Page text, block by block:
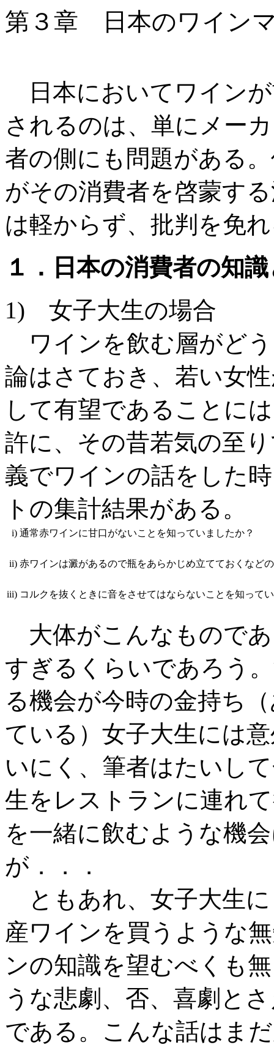
第３章 日本のワイン
日本においてワイン
されるのは、単にメー
者の側にも問題がある
がその消費者を啓蒙す
は軽からず、批判を免
１．日本の消費者の知
1) 女子大生の場合
ワインを飲む層がど
論はさておき、若い女
して有望であることに
許に、その昔若気の至
義でワインの話をした
トの集計結果がある。
i) 通常赤ワインに甘口がないことを知っていましたか？
ii) 赤ワインは澱があるので瓶をあらかじめ立てておくなど
iii) コルクを抜くときに音をさせてはならないことを知って
大体がこんなもので
すぎるくらいであろう
る機会が今時の金持ち
ている）女子大生には
いにく、筆者はたいし
生をレストランに連れ
を一緒に飲むような機
が．．．
ともあれ、女子大生
産ワインを買うような
ンの知識を望むべくも
うな悲劇、否、喜劇と
である。こんな話はま